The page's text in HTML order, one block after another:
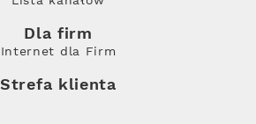
Dla firm
Internet dla Firm
Strefa klienta